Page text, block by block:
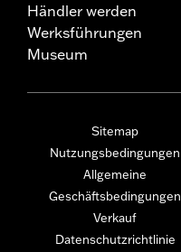
Händler werden
Werksführungen
Museum
Sitemap
Nutzungsbedingungen
Allgemeine
Geschäftsbedingungen
Verkauf
Datenschutzrichtlinie